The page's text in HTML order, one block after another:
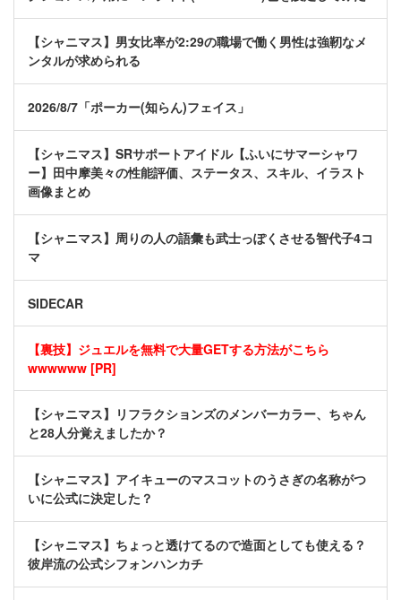
【シャニマス】男女比率が2:29の職場で働く男性は強靭なメ
ンタルが求められる
2026/8/7「ポーカー(知らん)フェイス」
【シャニマス】SRサポートアイドル【ふいにサマーシャワ
ー】田中摩美々の性能評価、ステータス、スキル、イラスト
画像まとめ
【シャニマス】周りの人の語彙も武士っぽくさせる智代子4コ
マ
SIDECAR
【裏技】ジュエルを無料で大量GETする方法がこちら
wwwwww [PR]
【シャニマス】リフラクションズのメンバーカラー、ちゃん
と28人分覚えましたか？
【シャニマス】アイキューのマスコットのうさぎの名称がつ
いに公式に決定した？
【シャニマス】ちょっと透けてるので造面としても使える？
彼岸流の公式シフォンハンカチ